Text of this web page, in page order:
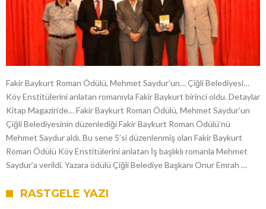
Fakir Baykurt Roman Ödülü, Mehmet Saydur’un… Çiğli Belediyesi…
Köy Enstitülerini anlatan romanıyla Fakir Baykurt birinci oldu. Detaylar
Kitap Magazin‘de… Fakir Baykurt Roman Ödülü, Mehmet Saydur’un
Çiğli Belediyesinin düzenlediği Fakir Baykurt Roman Ödülü’nü
Mehmet Saydur aldı. Bu sene 5’si düzenlenmiş olan Fakir Baykurt
Roman Ödülü Köy Enstitülerini anlatan İş başlıklı romanla Mehmet
Saydur’a verildi. Yazara ödülü Çiğli Belediye Başkanı Onur Emrah …
RASTGELE YAZI